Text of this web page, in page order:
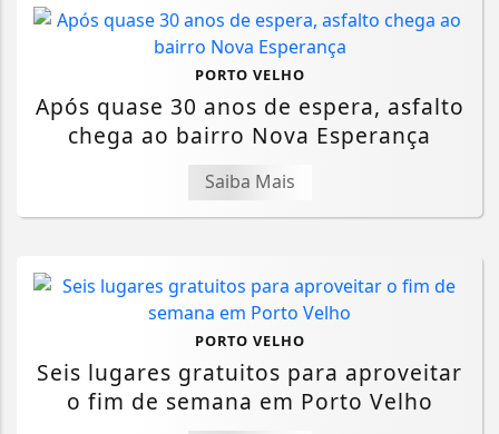
PORTO VELHO
Após quase 30 anos de espera, asfalto
chega ao bairro Nova Esperança
Saiba Mais
PORTO VELHO
Seis lugares gratuitos para aproveitar
o fim de semana em Porto Velho